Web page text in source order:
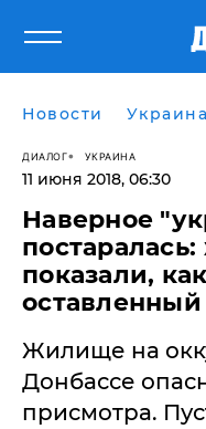
Новости Украина
ДИАЛОГ УКРАИНА
11 июня 2018, 06:30
Наверное
показали,
Жилище на
Донбассе
присмотра.